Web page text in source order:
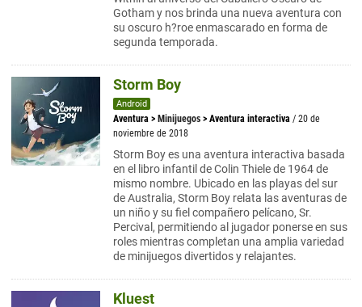
Gotham y nos brinda una nueva aventura con
su oscuro h?roe enmascarado en forma de
segunda temporada.
Storm Boy
Android
Aventura > Minijuegos > Aventura interactiva / 20 de
noviembre de 2018
Storm Boy es una aventura interactiva basada
en el libro infantil de Colin Thiele de 1964 de
mismo nombre. Ubicado en las playas del sur
de Australia, Storm Boy relata las aventuras de
un niño y su fiel compañero pelícano, Sr.
Percival, permitiendo al jugador ponerse en sus
roles mientras completan una amplia variedad
de minijuegos divertidos y relajantes.
Kluest